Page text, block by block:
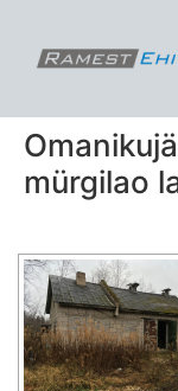
mürgilao